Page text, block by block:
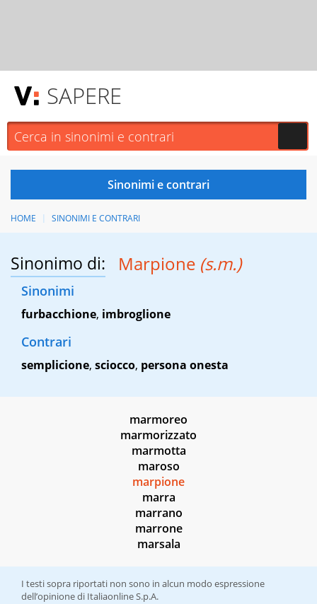
SAPERE
HOME SINONIMI E CONTRARI
Sinonimo di: Marpione (s.m.)
Sinonimi
furbacchione, imbroglione
Contrari
semplicione, sciocco, persona onesta
marmoreo
marmorizzato
marmotta
maroso
marpione
marra
marrano
marrone
marsala
I testi sopra riportati non sono in alcun modo espressione
dell’opinione di Italiaonline S.p.A.